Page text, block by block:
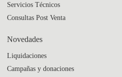
Servicios Técnicos
Consultas Post Venta
Novedades
Liquidaciones
Campañas y donaciones